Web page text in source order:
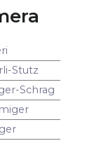
Stutz
Schrag